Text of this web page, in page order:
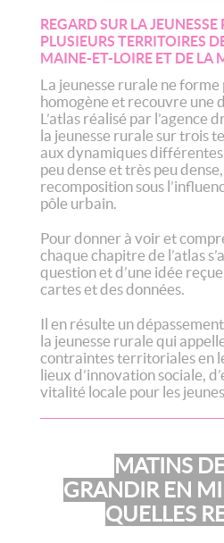
REGARD SUR LA JEUNESSE
PLUSIEURS TERRITOIRES
MAINE-ET-LOIRE ET DE LA
La jeunesse rurale ne forme
homogène et recouvre une
L’atlas réalisé par l’agence
la jeunesse rurale sur trois
aux dynamiques
peu dense et très peu
recomposition sous
pôle urbain.
Pour donner à voir et
chaque chapitre de l’atlas
question et d’une idée
cartes et des données.
Il en résulte un
la jeunesse rurale qui
contraintes territoriales en
lieux d’innovation sociale,
vitalité locale pour les
MATINS
GRANDIR EN
QUELLES